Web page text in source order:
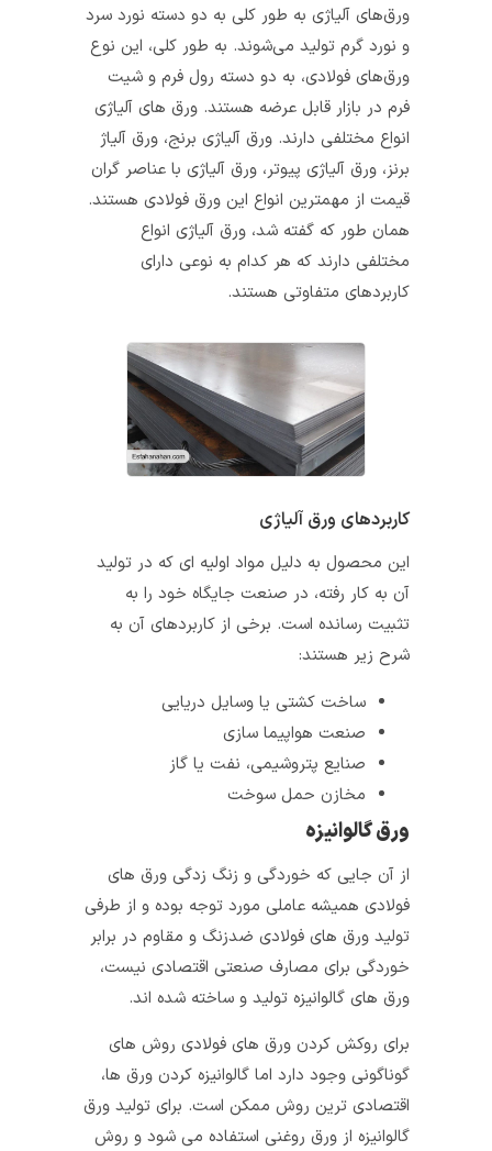
ورق‌های آلیاژی به طور کلی به دو دسته نورد سرد
و نورد گرم تولید می‌شوند. به طور کلی، این نوع
ورق‌های فولادی، به دو دسته رول فرم و شیت
فرم در بازار قابل عرضه هستند. ورق های آلیاژی
انواع مختلفی دارند. ورق آلیاژی برنج، ورق آلیاژ
برنز، ورق آلیاژی پیوتر، ورق آلیاژی با عناصر گران
قیمت از مهمترین انواع این ورق فولادی هستند.
همان طور که گفته شد، ورق آلیاژی انواع
مختلفی دارند که هر کدام به نوعی دارای
کاربردهای متفاوتی هستند.
کاربردهای ورق آلیاژی
این محصول به دلیل مواد اولیه‌ ای که در تولید
آن به کار رفته، در صنعت جایگاه خود را به
تثبیت رسانده است. برخی از کاربردهای آن به
شرح زیر هستند:
ساخت کشتی یا وسایل دریایی
صنعت هواپیما سازی
صنایع پتروشیمی، نفت یا گاز
مخازن حمل سوخت
ورق گالوانیزه
از آن جایی‌ که خوردگی و زنگ‌ زدگی ورق‌ های
فولادی همیشه عاملی مورد توجه بوده و از طرفی
تولید ورق‌ های فولادی ضدزنگ و مقاوم در برابر
خوردگی برای مصارف صنعتی اقتصادی نیست،
ورق‌ های گالوانیزه تولید و ساخته شده‌ اند.
برای روکش کردن ورق‌ های فولادی روش‌ های
گوناگونی وجود دارد اما گالوانیزه کردن ورق‌ ها،
اقتصادی‌ ترین روش ممکن است. برای تولید ورق‌
گالوانیزه از ورق روغنی استفاده می‌ شود و روش